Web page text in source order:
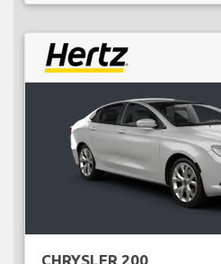
CHRYSLER 200